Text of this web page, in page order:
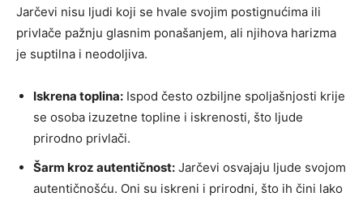
Jarčevi nisu ljudi koji se hvale svojim postignućima ili
privlače pažnju glasnim ponašanjem, ali njihova harizma
je suptilna i neodoljiva.
Iskrena toplina: Ispod često ozbiljne spoljašnjosti krije
se osoba izuzetne topline i iskrenosti, što ljude
prirodno privlači.
Šarm kroz autentičnost: Jarčevi osvajaju ljude svojom
autentičnošću. Oni su iskreni i prirodni, što ih čini lako